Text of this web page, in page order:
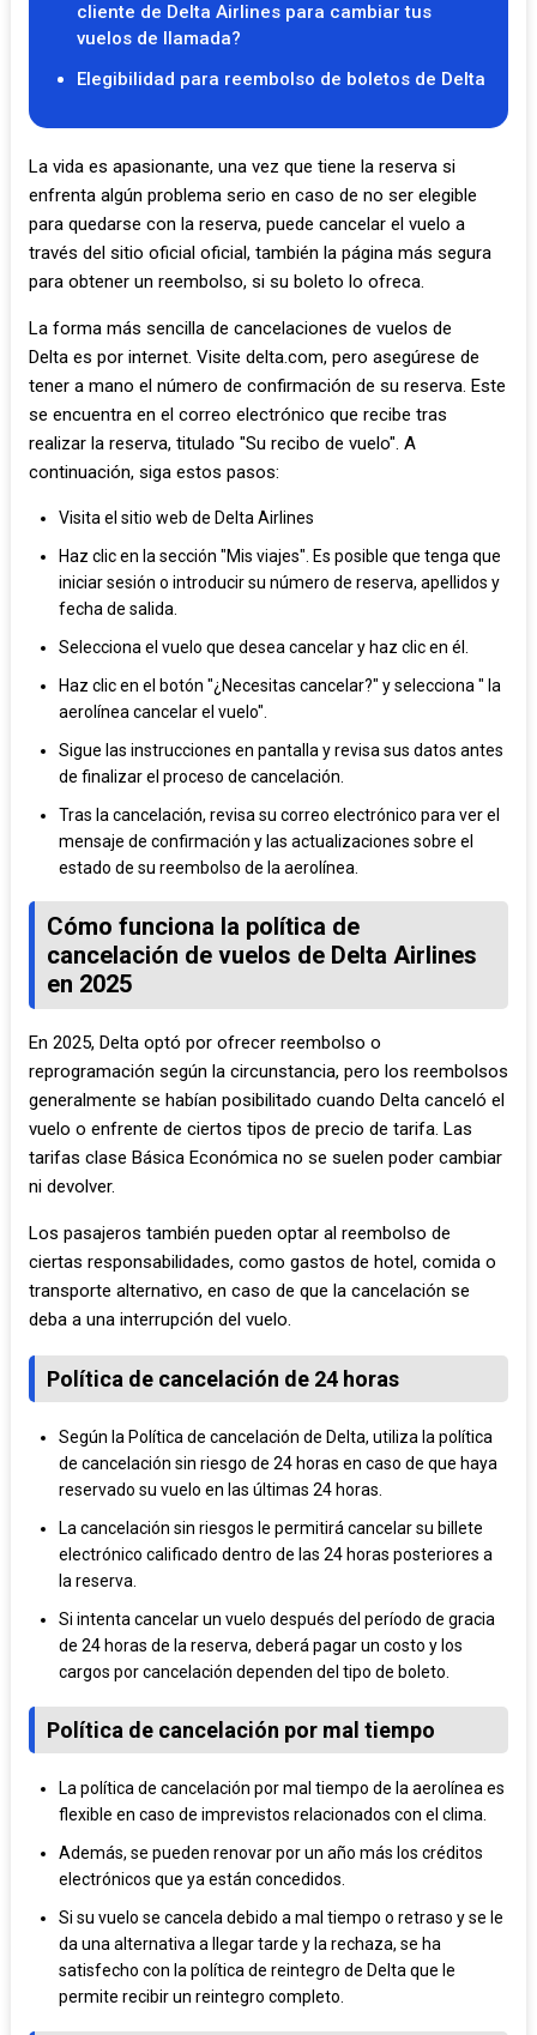
cliente de Delta Airlines para cambiar tus
vuelos de llamada?
Elegibilidad para reembolso de boletos de Delta
La vida es apasionante, una vez que tiene la reserva si
enfrenta algún problema serio en caso de no ser elegible
para quedarse con la reserva, puede cancelar el vuelo a
través del sitio oficial oficial, también la página más segura
para obtener un reembolso, si su boleto lo ofreca.
La forma más sencilla de cancelaciones de vuelos de
Delta es por internet. Visite delta.com, pero asegúrese de
tener a mano el número de confirmación de su reserva. Este
se encuentra en el correo electrónico que recibe tras
realizar la reserva, titulado "Su recibo de vuelo". A
continuación, siga estos pasos:
Visita el sitio web de Delta Airlines
Haz clic en la sección "Mis viajes". Es posible que tenga que
iniciar sesión o introducir su número de reserva, apellidos y
fecha de salida.
Selecciona el vuelo que desea cancelar y haz clic en él.
Haz clic en el botón "¿Necesitas cancelar?" y selecciona " la
aerolínea cancelar el vuelo".
Sigue las instrucciones en pantalla y revisa sus datos antes
de finalizar el proceso de cancelación.
Tras la cancelación, revisa su correo electrónico para ver el
mensaje de confirmación y las actualizaciones sobre el
estado de su reembolso de la aerolínea.
Cómo funciona la política de
cancelación de vuelos de Delta Airlines
en 2025
En 2025, Delta optó por ofrecer reembolso o
reprogramación según la circunstancia, pero los reembolsos
generalmente se habían posibilitado cuando Delta canceló el
vuelo o enfrente de ciertos tipos de precio de tarifa. Las
tarifas clase Básica Económica no se suelen poder cambiar
ni devolver.
Los pasajeros también pueden optar al reembolso de
ciertas responsabilidades, como gastos de hotel, comida o
transporte alternativo, en caso de que la cancelación se
deba a una interrupción del vuelo.
Política de cancelación de 24 horas
Según la Política de cancelación de Delta, utiliza la política
de cancelación sin riesgo de 24 horas en caso de que haya
reservado su vuelo en las últimas 24 horas.
La cancelación sin riesgos le permitirá cancelar su billete
electrónico calificado dentro de las 24 horas posteriores a
la reserva.
Si intenta cancelar un vuelo después del período de gracia
de 24 horas de la reserva, deberá pagar un costo y los
cargos por cancelación dependen del tipo de boleto.
Política de cancelación por mal tiempo
La política de cancelación por mal tiempo de la aerolínea es
flexible en caso de imprevistos relacionados con el clima.
Además, se pueden renovar por un año más los créditos
electrónicos que ya están concedidos.
Si su vuelo se cancela debido a mal tiempo o retraso y se le
da una alternativa a llegar tarde y la rechaza, se ha
satisfecho con la política de reintegro de Delta que le
permite recibir un reintegro completo.